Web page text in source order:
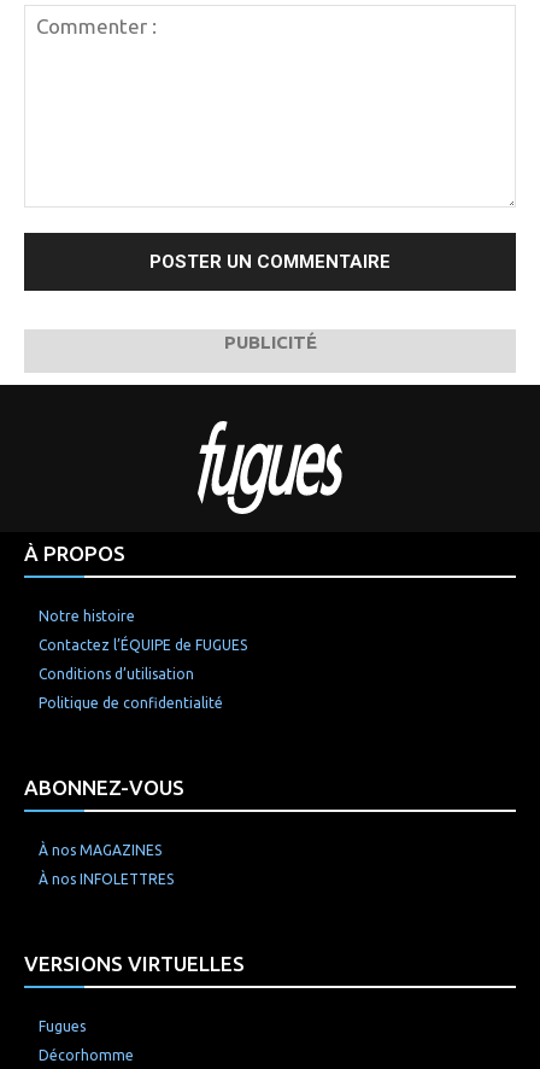
PUBLICITÉ
À PROPOS
Notre histoire
Contactez l’ÉQUIPE de FUGUES
Conditions d’utilisation
Politique de confidentialité
ABONNEZ-VOUS
À nos MAGAZINES
À nos INFOLETTRES
VERSIONS VIRTUELLES
Fugues
Décorhomme